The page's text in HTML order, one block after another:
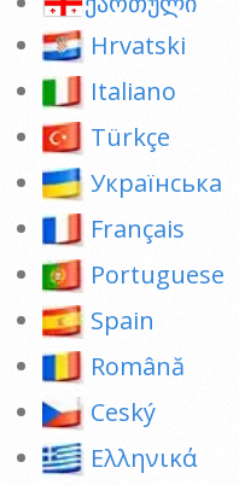
Hrvatski
Italiano
Türkçe
Українська
Français
Portuguese
Spain
Română
Ceský
Ελληνικά